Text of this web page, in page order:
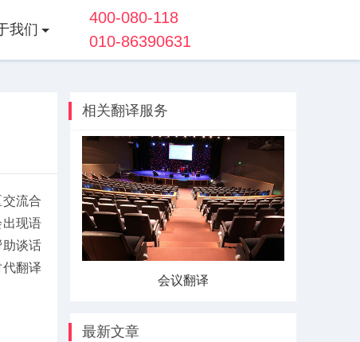
我们
400-080-118
010-86390631
流合
现语
谈话
翻译
相关翻译服务
最新文章